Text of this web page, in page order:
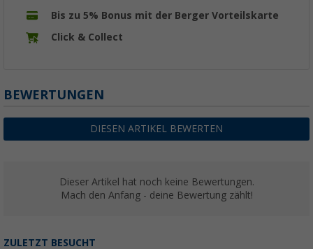
Bis zu 5% Bonus mit der Berger Vorteilskarte
Click & Collect
BEWERTUNGEN
DIESEN ARTIKEL BEWERTEN
Dieser Artikel hat noch keine Bewertungen.
Mach den Anfang - deine Bewertung zählt!
ZULETZT BESUCHT